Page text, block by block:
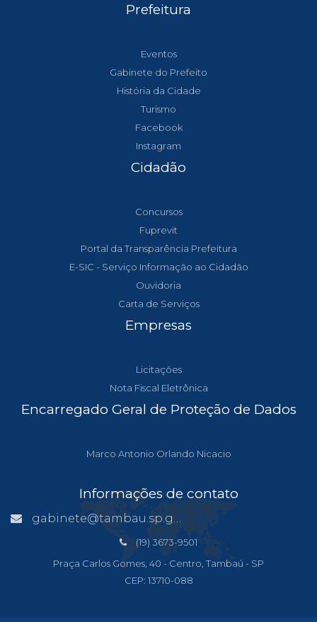
Prefeitura
Eventos
Gabinete do Prefeito
História da Cidade
Turismo
Facebook
Instagram
Cidadão
Concursos
Fuprevit
Portal da Transparência Prefeitura
E-SIC - Serviço Informação ao Cidadão
Ouvidoria
Carta de Serviços
Empresas
Licitações
Nota Fiscal Eletrônica
Encarregado Geral de Proteção de Dados
Marco Antonio Orlando Nicacio
Informações de contato
gabinete@tambau.sp.gov.br
(19) 3673-9501
Praça Carlos Gomes, 40 - Centro, Tambaú - SP
CEP: 13710-088